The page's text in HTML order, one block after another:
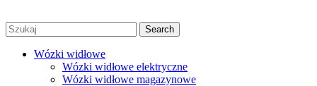
Search
Wózki widłowe
Wózki widłowe elektryczne
Wózki widłowe magazynowe